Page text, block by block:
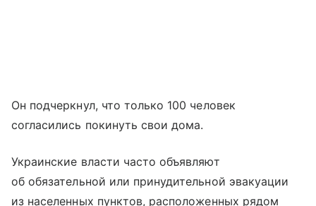
Он подчеркнул, что только 100 человек
согласились покинуть свои дома.
Украинские власти часто объявляют
об обязательной или принудительной эвакуации
из населенных пунктов, расположенных рядом